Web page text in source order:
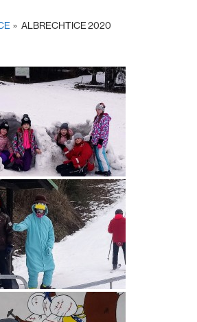
» ALBRECHTICE 2020